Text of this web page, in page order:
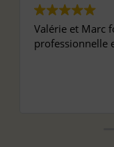
Valérie et Marc
professionnelle